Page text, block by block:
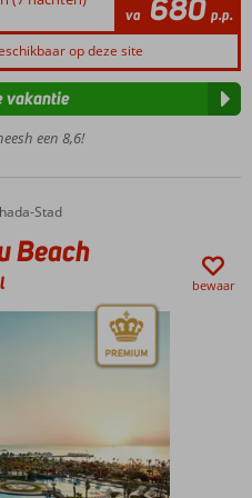
va 680 p.p.
op deze site
een 8,6!
vakantie
Stad
Beach
bewaar